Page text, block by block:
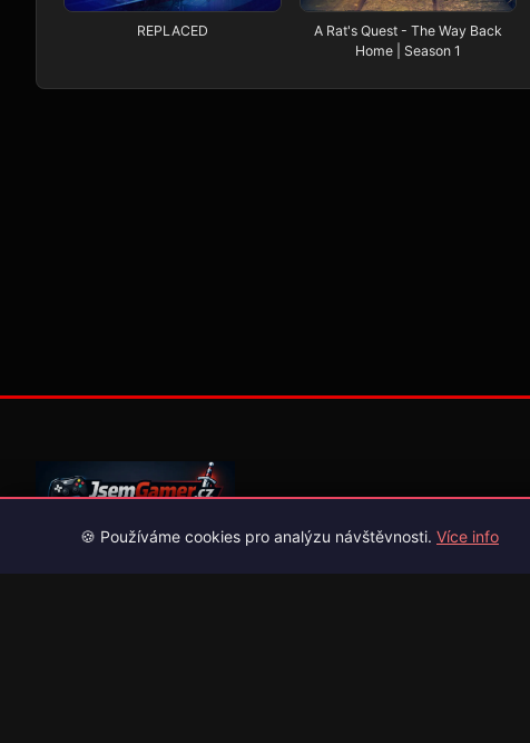
REPLACED
A Rat's Quest - The Way Back
Home | Season 1
Váš průvodce světem videoher. Novinky, recenze a česko-slovenské
🍪 Používáme cookies pro analýzu návštěvnosti. Více info